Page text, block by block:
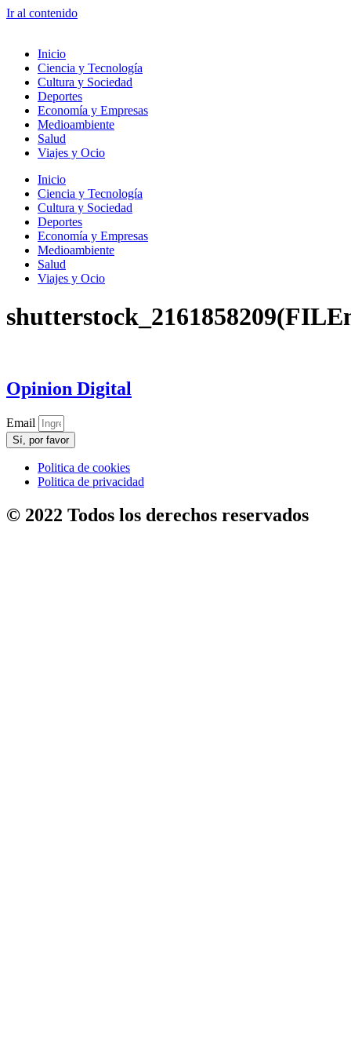
Ir al contenido
Inicio
Ciencia y Tecnología
Cultura y Sociedad
Deportes
Economía y Empresas
Medioambiente
Salud
Viajes y Ocio
Inicio
Ciencia y Tecnología
Cultura y Sociedad
Deportes
Economía y Empresas
Medioambiente
Salud
Viajes y Ocio
Opinion Digital
Email
Sí, por favor
Politica de cookies
Politica de privacidad
© 2022 Todos los derechos reservados